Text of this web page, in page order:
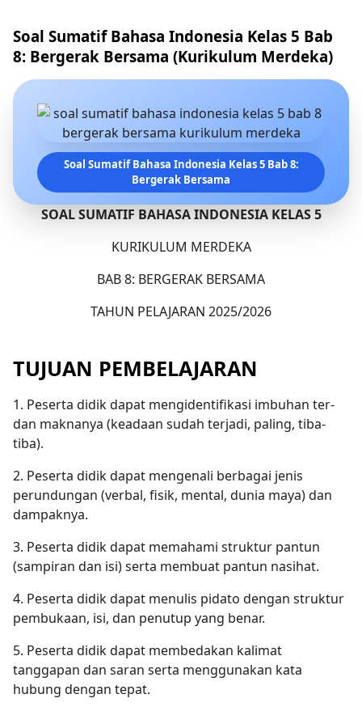
Soal Sumatif Bahasa Indonesia Kelas 5 Bab
8: Bergerak Bersama (Kurikulum Merdeka)
Soal Sumatif Bahasa Indonesia Kelas 5 Bab 8:
Bergerak Bersama
SOAL SUMATIF BAHASA INDONESIA KELAS 5
KURIKULUM MERDEKA
BAB 8: BERGERAK BERSAMA
TAHUN PELAJARAN 2025/2026
TUJUAN PEMBELAJARAN
1. Peserta didik dapat mengidentifikasi imbuhan ter-
dan maknanya (keadaan sudah terjadi, paling, tiba-
tiba).
2. Peserta didik dapat mengenali berbagai jenis
perundungan (verbal, fisik, mental, dunia maya) dan
dampaknya.
3. Peserta didik dapat memahami struktur pantun
(sampiran dan isi) serta membuat pantun nasihat.
4. Peserta didik dapat menulis pidato dengan struktur
pembukaan, isi, dan penutup yang benar.
5. Peserta didik dapat membedakan kalimat
tanggapan dan saran serta menggunakan kata
hubung dengan tepat.